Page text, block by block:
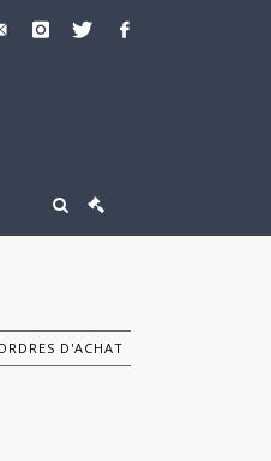
D'ACHAT